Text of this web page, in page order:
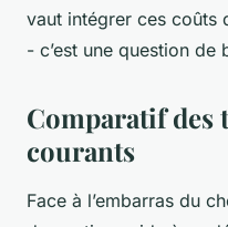
vaut intégrer ces coûts
- c’est une question de
Comparatif des
courants
Face à l’embarras du